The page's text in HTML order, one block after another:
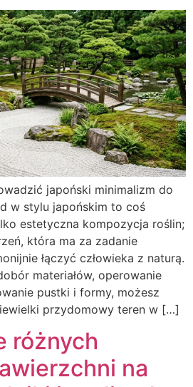
japoński minimalizm do
w stylu japońskim to coś
estetyczna kompozycja roślin;
która ma za zadanie
łączyć człowieka z naturą.
materiałów, operowanie
pustki i formy, możesz
przydomowy teren w […]
różnych
na